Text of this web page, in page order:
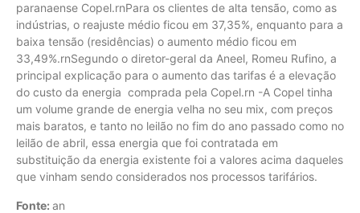
paranaense Copel.rnPara os clientes de alta tensão, como as
indústrias, o reajuste médio ficou em 37,35%, enquanto para a
baixa tensão (residências) o aumento médio ficou em
33,49%.rnSegundo o diretor-geral da Aneel, Romeu Rufino, a
principal explicação para o aumento das tarifas é a elevação
do custo da energia comprada pela Copel.rn -A Copel tinha
um volume grande de energia velha no seu mix, com preços
mais baratos, e tanto no leilão no fim do ano passado como no
leilão de abril, essa energia que foi contratada em
substituição da energia existente foi a valores acima daqueles
que vinham sendo considerados nos processos tarifários.
Fonte: an